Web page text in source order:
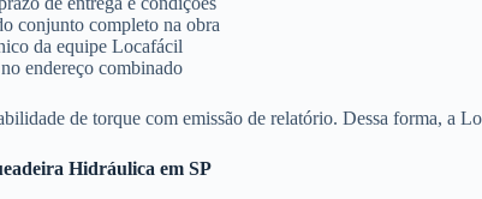
conjunto completo na obra
da equipe Locafácil
endereço combinado
de torque com emissão de relatório. Dessa forma, a
Hidráulica em SP